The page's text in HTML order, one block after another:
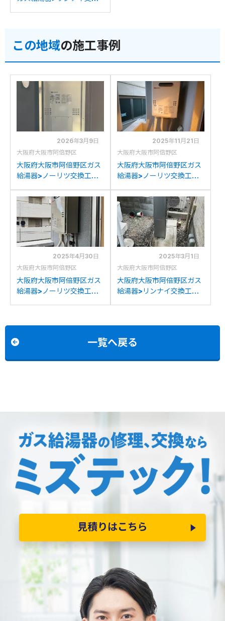
この地域の施工事例
2026年3月9日
大阪府大阪市阿倍野区
大阪府大阪市阿倍野区ガス
給湯器>ノーリツ交換工事
2413AWXH-Hからノーリ
ツGTH-2454AW3H-HBL
への交換
2025年11月21日
大阪府大阪市阿倍野区
大阪府大阪市阿倍野区ガス
給湯器>ノーリツ交換工事
からノーリツGQ-
1639WS-1への交換
2025年4月30日
大阪府大阪市阿倍野区
大阪府大阪市阿倍野区ガス
給湯器>ノーリツ交換工事
2025年3月1日
大阪府大阪市阿倍野区
大阪府大阪市阿倍野区ガス
給湯器>リンナイ交換工事
一覧へ戻る
見積りはこちら